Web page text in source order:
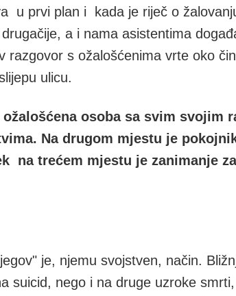
u prvi plan i kada je riječ o
a i nama asistentima
s ožalošćenima vrte oko
ulicu.
osoba sa svim svojim
Na drugom mjestu je
na trećem mjestu je zanimanje
je, njemu svojstven, način.
suicid, nego i na druge uzroke